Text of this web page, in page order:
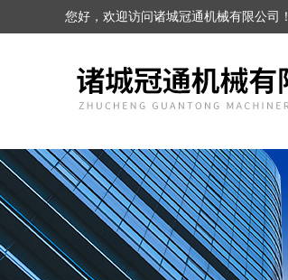
您好，欢迎访问诸城冠通机械有限公司！